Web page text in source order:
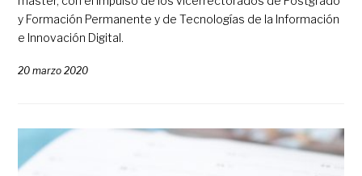
y Formación Permanente y de Tecnologías de la Información
e Innovación Digital.
20 marzo 2020